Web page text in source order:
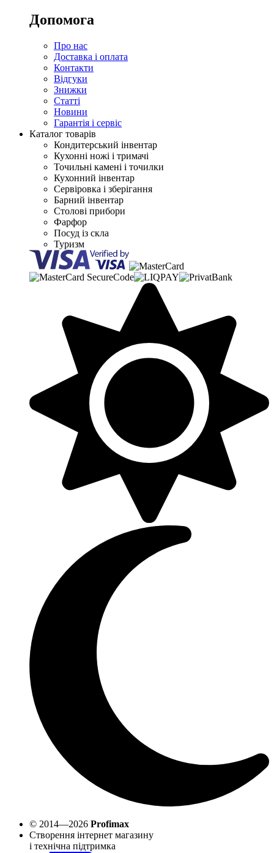
Допомога
Про нас
Доставка і оплата
Контакти
Відгуки
Знижки
Статті
Новини
Гарантія і сервіс
Каталог товарів
Кондитерський інвентар
Кухонні ножі і тримачі
Точильні камені і точилки
Кухонний інвентар
Сервіровка і зберігання
Барний інвентар
Столові прибори
Фарфор
Посуд із скла
Туризм
© 2014—2026 Profimax
Створення інтернет магазину
і технічна підтримка